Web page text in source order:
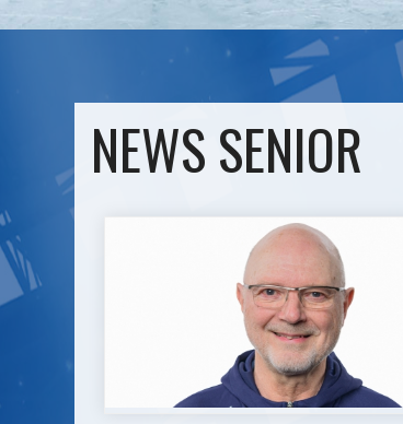
NEWS SENIOR